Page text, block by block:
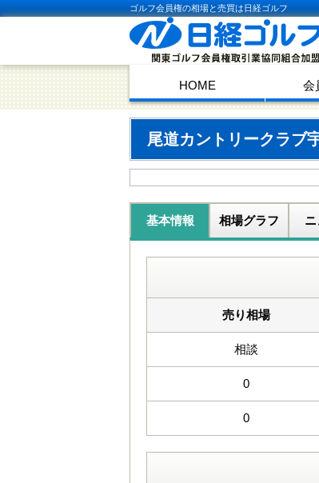
ゴルフ会員権の相場と売買は日経ゴルフ
HOME 会
尾道カントリークラブ
基本情報 相場グラフ
売り相場
相談
0
0